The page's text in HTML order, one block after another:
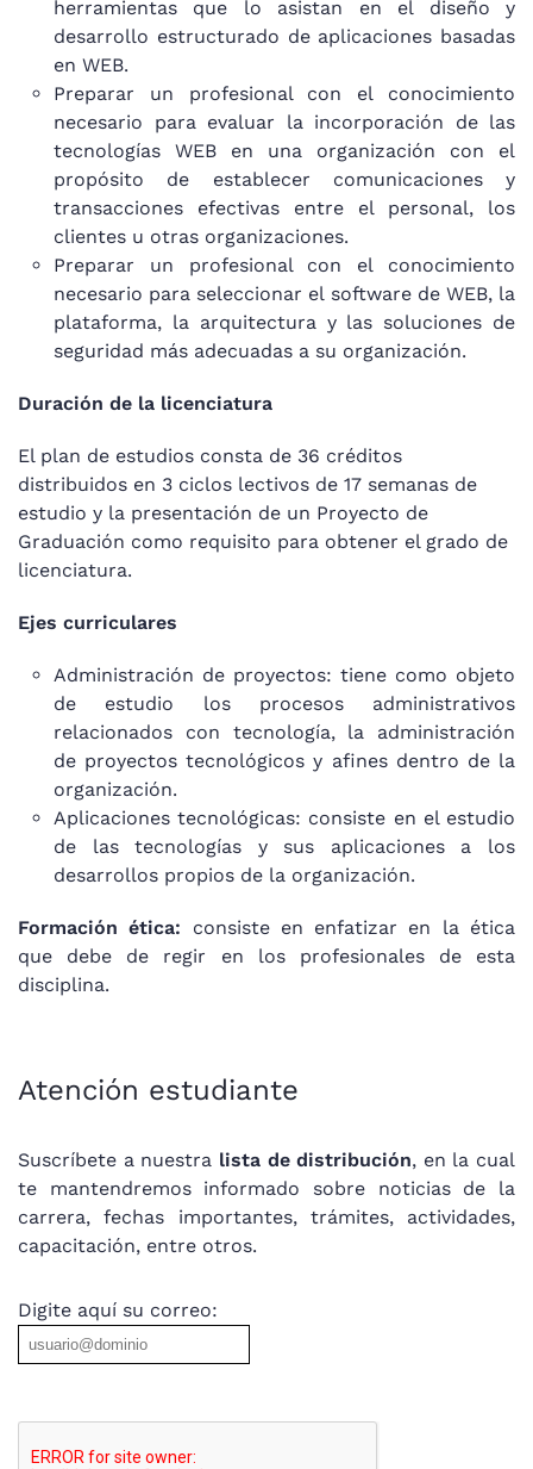
herramientas que lo asistan en el diseño y
desarrollo estructurado de aplicaciones basadas
en WEB.
Preparar un profesional con el conocimiento
necesario para evaluar la incorporación de las
tecnologías WEB en una organización con el
propósito de establecer comunicaciones y
transacciones efectivas entre el personal, los
clientes u otras organizaciones.
Preparar un profesional con el conocimiento
necesario para seleccionar el software de WEB, la
plataforma, la arquitectura y las soluciones de
seguridad más adecuadas a su organización.
Duración de la licenciatura
El plan de estudios consta de 36 créditos
distribuidos en 3 ciclos lectivos de 17 semanas de
estudio y la presentación de un Proyecto de
Graduación como requisito para obtener el grado de
licenciatura.
Ejes curriculares
Administración de proyectos: tiene como objeto
de estudio los procesos administrativos
relacionados con tecnología, la administración
de proyectos tecnológicos y afines dentro de la
organización.
Aplicaciones tecnológicas: consiste en el estudio
de las tecnologías y sus aplicaciones a los
desarrollos propios de la organización.
Formación ética: consiste en enfatizar en la ética
que debe de regir en los profesionales de esta
disciplina.
Atención estudiante
Suscríbete a nuestra lista de distribución, en la cual
te mantendremos informado sobre noticias de la
carrera, fechas importantes, trámites, actividades,
capacitación, entre otros.
Digite aquí su correo: